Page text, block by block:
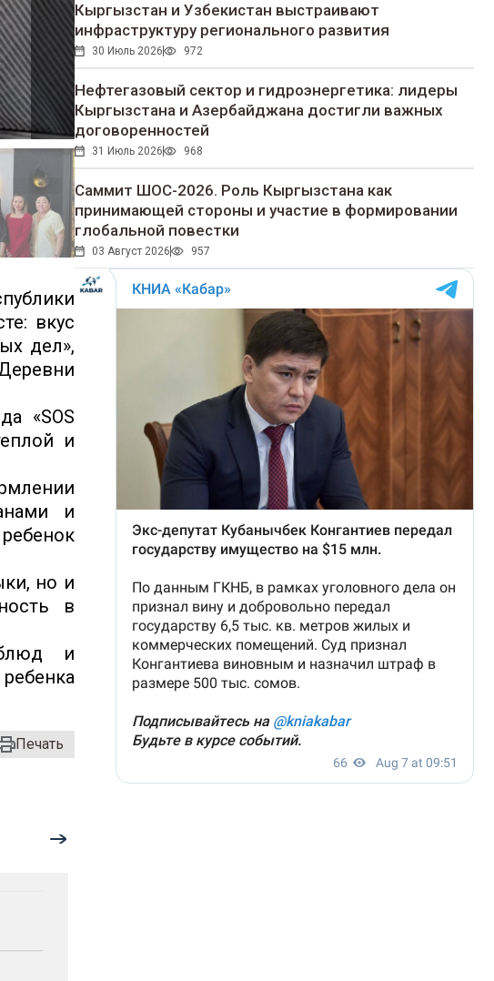
вкус
дел»,
«SOS
и
и
но и
в
блюд и
Печать
Кыргызстан и Узбекистан выстраивают
инфраструктуру регионального развития
30 Июль 2026 972
Нефтегазовый сектор и гидроэнергетика: лидеры
Кыргызстана и Азербайджана достигли важных
договоренностей
31 Июль 2026 968
Саммит ШОС-2026. Роль Кыргызстана как
принимающей стороны и участие в формировании
глобальной повестки
03 Август 2026 957